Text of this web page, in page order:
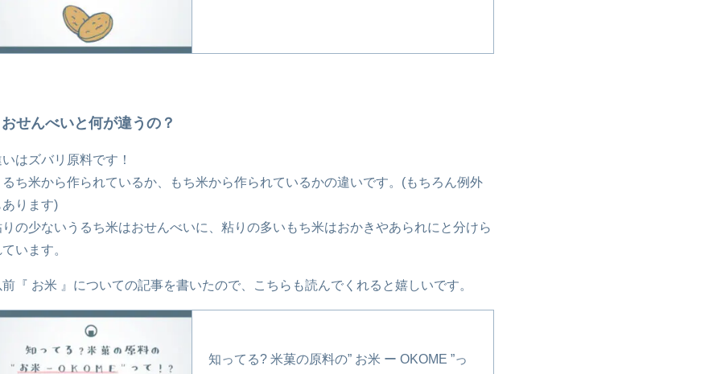
おせんべいと何が違うの？
はズバリ原料です！
ち米から作られているか、もち米から作られているかの違いです。(もちろん例外
ります)
の少ないうるち米はおせんべいに、粘りの多いもち米はおかきやあられにと分けら
います。
『 お米 』についての記事を書いたので、こちらも読んでくれると嬉しいです。
知ってる? 米菓の原料の” お米 ー OKOME ”っ